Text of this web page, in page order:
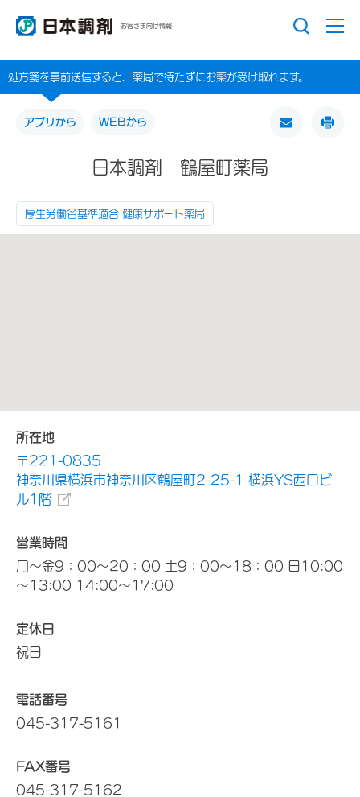
お客さま向け情報
処方箋を事前送信すると、薬局で待たずにお薬が受け取れます。
アプリから WEBから
日本調剤 鶴屋町薬局
厚生労働省基準適合 健康サポート薬局
所在地
〒221-0835
神奈川県横浜市神奈川区鶴屋町2-25-1 横浜YS西口ビ
ル1階
営業時間
月～金9：00～20：00 土9：00～18：00 日10:00
～13:00 14:00～17:00
定休日
祝日
電話番号
045-317-5161
FAX番号
045-317-5162